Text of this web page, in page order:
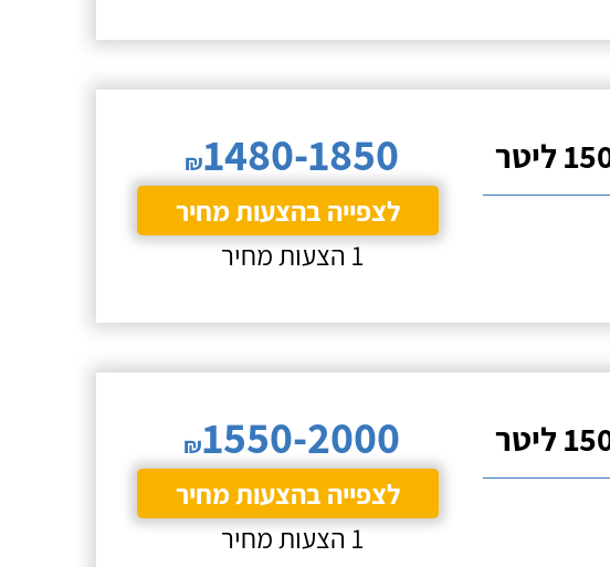
₪1480-1850
לצפייה בהצעות מחיר
1 הצעות מחיר
₪1550-2000
לצפייה בהצעות מחיר
1 הצעות מחיר